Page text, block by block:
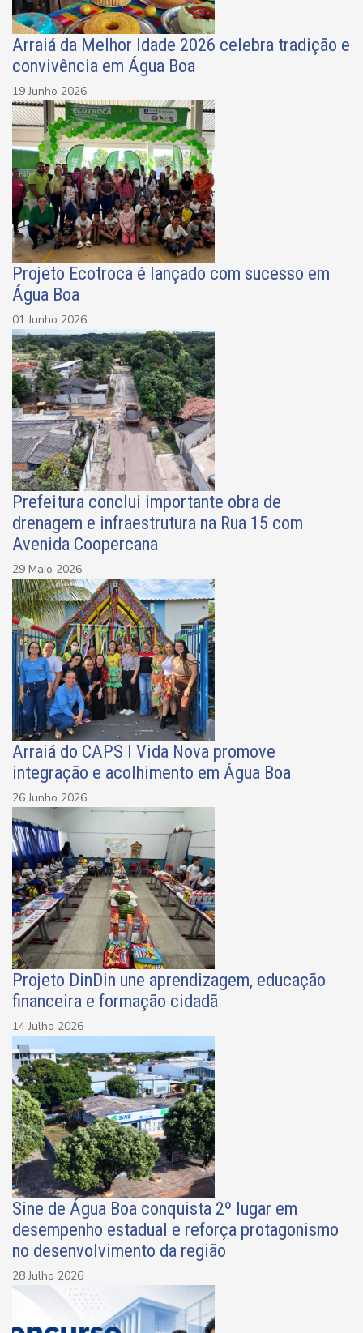
Arraiá da Melhor Idade 2026 celebra tradição e
convivência em Água Boa
19 Junho 2026
Projeto Ecotroca é lançado com sucesso em
Água Boa
01 Junho 2026
Prefeitura conclui importante obra de
drenagem e infraestrutura na Rua 15 com
Avenida Coopercana
29 Maio 2026
Arraiá do CAPS I Vida Nova promove
integração e acolhimento em Água Boa
26 Junho 2026
Projeto DinDin une aprendizagem, educação
financeira e formação cidadã
14 Julho 2026
Sine de Água Boa conquista 2º lugar em
desempenho estadual e reforça protagonismo
no desenvolvimento da região
28 Julho 2026